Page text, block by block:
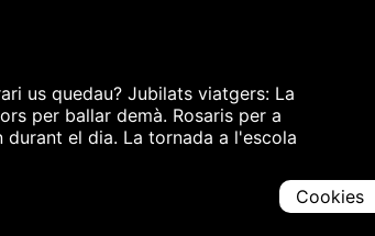
us quedau? Jubilats viatgers: La
per ballar demà. Rosaris per a
el dia. La tornada a l'escola
Cookies